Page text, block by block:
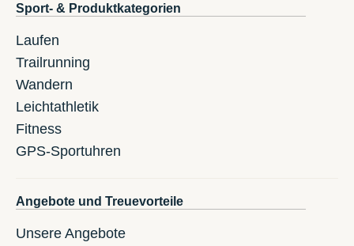
Sport- & Produktkategorien
Laufen
Trailrunning
Wandern
Leichtathletik
Fitness
GPS-Sportuhren
Angebote und Treuevorteile
Unsere Angebote